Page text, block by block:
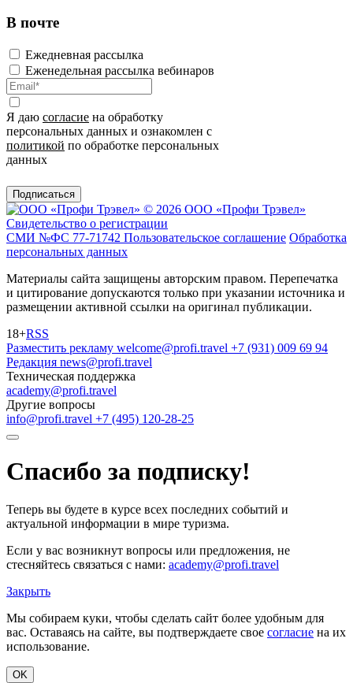
В почте
Ежедневная рассылка
Еженедельная рассылка вебинаров
Я даю согласие на обработку
персональных данных и ознакомлен с
политикой по обработке персональных
данных
Подписаться
© 2026 ООО «Профи Трэвeл»
Свидетельство о регистрации
СМИ №ФС 77-71742 Пользовательское соглашение Обработка
персональных данных
Материалы сайта защищены авторским правом. Перепечатка
и цитирование допускаются только при указании источника и
размещении активной ссылки на оригинал публикации.
18+RSS
Разместить рекламу welcome@profi.travel +7 (931) 009 69 94
Редакция news@profi.travel
Техническая поддержка
academy@profi.travel
Другие вопросы
info@profi.travel +7 (495) 120-28-25
Спасибо за подписку!
Теперь вы будете в курсе всех последних событий и
актуальной информации в мире туризма.
Если у вас возникнут вопросы или предложения, не
стесняйтесь связаться с нами: academy@profi.travel
Закрыть
Мы собираем куки, чтобы сделать сайт более удобным для
вас. Оставаясь на сайте, вы подтверждаете свое согласие на их
использование.
OK